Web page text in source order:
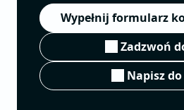
Wypełnij formularz
Zadzwoń
Napisz